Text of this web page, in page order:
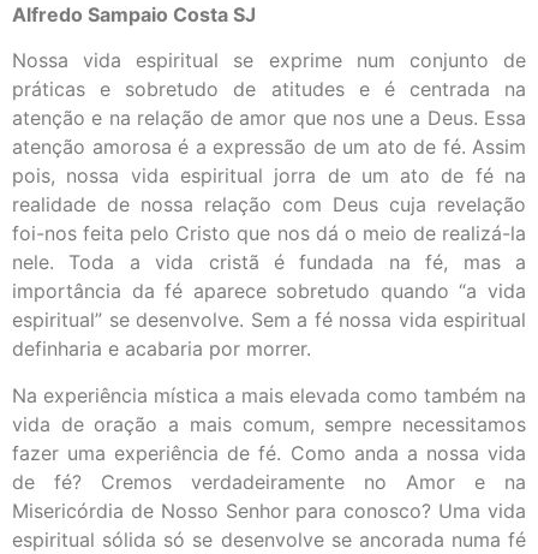
Alfredo Sampaio Costa SJ
Nossa vida espiritual se exprime num conjunto de
práticas e sobretudo de atitudes e é centrada na
atenção e na relação de amor que nos une a Deus. Essa
atenção amorosa é a expressão de um ato de fé. Assim
pois, nossa vida espiritual jorra de um ato de fé na
realidade de nossa relação com Deus cuja revelação
foi-nos feita pelo Cristo que nos dá o meio de realizá-la
nele. Toda a vida cristã é fundada na fé, mas a
importância da fé aparece sobretudo quando “a vida
espiritual” se desenvolve. Sem a fé nossa vida espiritual
definharia e acabaria por morrer.
Na experiência mística a mais elevada como também na
vida de oração a mais comum, sempre necessitamos
fazer uma experiência de fé. Como anda a nossa vida
de fé? Cremos verdadeiramente no Amor e na
Misericórdia de Nosso Senhor para conosco? Uma vida
espiritual sólida só se desenvolve se ancorada numa fé